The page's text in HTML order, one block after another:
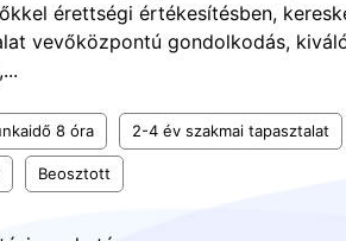
érettségi értékesítésben,
vevőközpontú gondolkodás,
8 óra 2-4 év szakmai tapasztalat
Beosztott